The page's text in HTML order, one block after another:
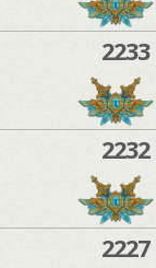
2233
2232
2227